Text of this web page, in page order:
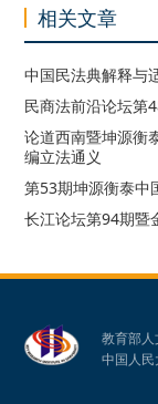
会议闭幕式由
京莲主任、中华
议，收获很大！
间紧任务重但法典
其次，李明舜书记